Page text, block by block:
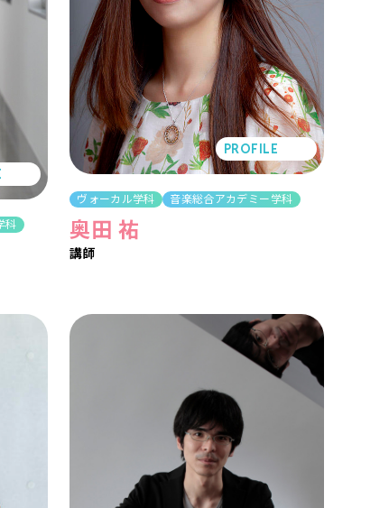
科
PROFILE
ヴォーカル学科 音楽総合アカデミー学科
奥田 祐
講師